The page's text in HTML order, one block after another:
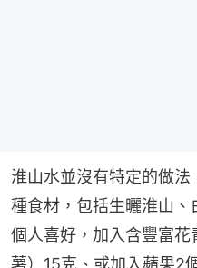
淮山水並沒有特定的做
種食材，包括生曬淮山
個人喜好，加入含豐富
薯）15克、或加入蘋果2